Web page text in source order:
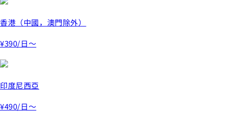
香港（中國，澳門除外）
¥390/日～
印度尼西亞
¥490/日～